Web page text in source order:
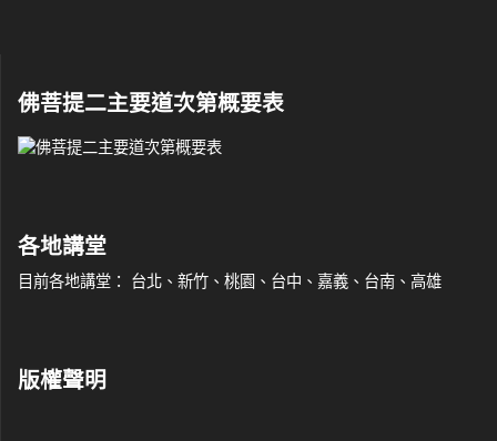
佛菩提二主要道次第概要表
各地講堂
目前各地講堂： 台北、新竹、桃園、台中、嘉義、台南、高雄
版權聲明